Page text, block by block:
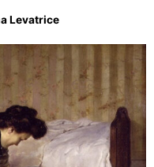
Levatrice